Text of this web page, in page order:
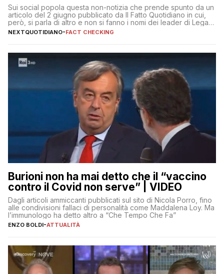
Sui social popola questa non-notizia che prende spunto da un
articolo del 2 giugno pubblicato da Il Fatto Quotidiano in cui,
però, si parla di altro e non si fanno i nomi dei leader di Lega e
Fratelli d’Italia
NEXTQUOTIDIANO-FACT CHECKING
Burioni non ha mai detto che il “vaccino
contro il Covid non serve” | VIDEO
Dagli articoli ammiccanti pubblicati sul sito di Nicola Porro, fino
alle condivisioni fallaci di personalità come Maddalena Loy. Ma
l’immunologo ha detto altro a “Che Tempo Che Fa”
ENZO BOLDI-ATTUALITÀ